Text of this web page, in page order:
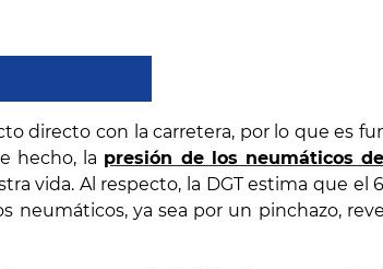
directo con la carretera, por lo que es
hecho, la presión de los neumáticos
vida. Al respecto, la DGT estima que el
neumáticos, ya sea por un pinchazo,